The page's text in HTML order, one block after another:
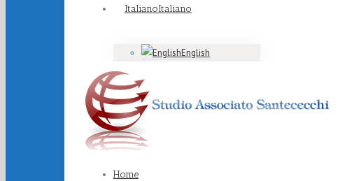
Italiano
English
Home